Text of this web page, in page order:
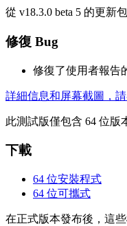
從 v18.3.0 beta 5 的更新包
修復 Bug
修復了使用者報告
詳細信息和屏幕截圖，請
此測試版僅包含 64 位版
下載
64 位安裝程式
64 位可攜式
在正式版本發布後，這